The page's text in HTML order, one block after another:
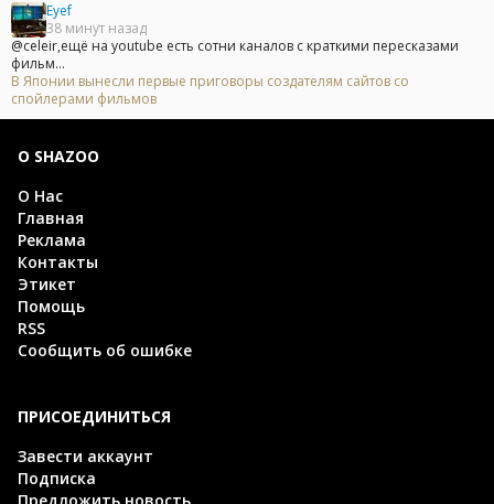
Eyef
38 минут назад
@celeir,ещё на youtube есть сотни каналов с краткими пересказами
фильм...
В Японии вынесли первые приговоры создателям сайтов со
спойлерами фильмов
О SHAZOO
О Нас
Главная
Реклама
Контакты
Этикет
Помощь
RSS
Сообщить об ошибке
ПРИСОЕДИНИТЬСЯ
Завести аккаунт
Подписка